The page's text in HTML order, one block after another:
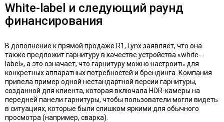
White-label и следующий раунд
финансирования
В дополнение к прямой продаже R1, Lynx заявляет, что она
также предложит гарнитуру в качестве устройства «white-
label», а это означает, что гарнитуру можно настроить для
конкретных аппаратных потребностей и брендинга. Компания
привела пример одной нестандартной версии гарнитуры,
созданной для клиента, которая включала HDR-камеры на
передней панели гарнитуры, чтобы пользователи могли видеть
в ситуациях, которые были слишком яркими для обычного
просмотра (например, сварка).